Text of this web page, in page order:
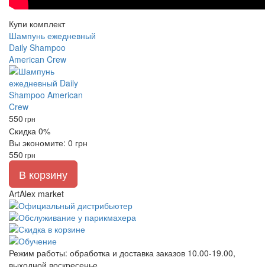
Купи комплект
Шампунь ежедневный
Daily Shampoo
American Crew
550 грн
Скидка 0%
Вы экономите: 0 грн
550 грн
В корзину
ArtAlex market
Режим работы: обработка и доставка заказов 10.00-19.00,
выходной воскресенье